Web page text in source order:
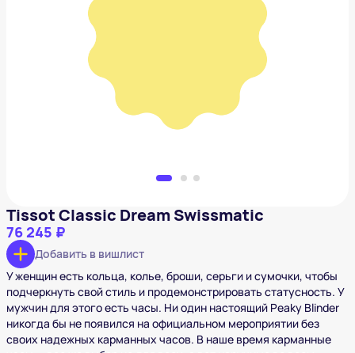
Tissot Classic Dream Swissmatic
Tissot Classic Dream Swissmatic
76 245 ₽
Добавить в вишлист
У женщин есть кольца, колье, броши, серьги и сумочки, чтобы
подчеркнуть свой стиль и продемонстрировать статусность. У
мужчин для этого есть часы. Ни один настоящий Peaky Blinder
никогда бы не появился на официальном мероприятии без
своих надежных карманных часов. В наше время карманные